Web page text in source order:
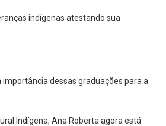
indígenas atestando sua
dessas graduações para a
Indígena, Ana Roberta agora está